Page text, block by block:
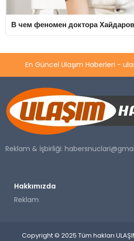
В чем феномен доктора
En Güncel Ulaşım Haberleri -
Reklam & İşbirliği:
Hakkımızda
Reklam
Copyright © 2025 Tüm hakları